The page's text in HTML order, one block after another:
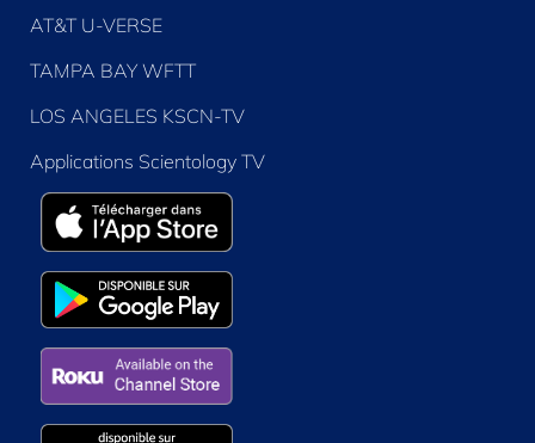
AT&T U-VERSE
TAMPA BAY WFTT
LOS ANGELES KSCN-TV
Applications Scientology TV